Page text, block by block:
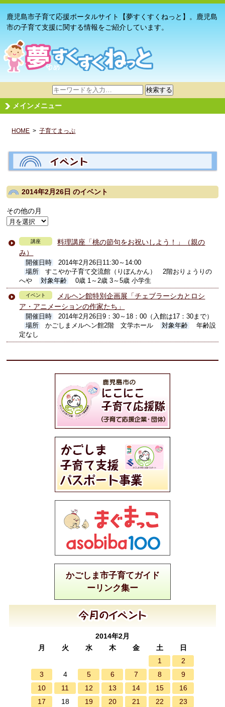
鹿児島市子育て応援ポータルサイト【夢すくすくねっと】。鹿児島
市の子育て支援に関する情報をご紹介しています。
サ
イ
ト
検
検索する
メインメニュー
HOME >子育てまっぷ
2014年2月26日のイベント
その他の月
講座
料理講座「桃の節句をお祝いしよう！」（親の
み）
開催日時
2014年2月26日11:30～14:00
場所
すこやか子育て交流館（りぼんかん） 2階おりょうりの
へや
対象年齢 0歳 1～2歳 3～5歳 小学生
イベント
メルヘン館特別企画展「チェブラーシカとロシ
ア・アニメーションの作家たち」
開催日時
2014年2月26日9：30～18：00（入館は17：30まで）
場所
かごしまメルヘン館2階 文学ホール 対象年齢
年齢設
定なし
かごしま市子育てガイド
ーリンク集ー
2014年2月
月
火 水 木 金 土
日
1
2
3
4 5 6 7 8
9
10
11 12 13 14 15
16
17
18 19 20 21 22
23